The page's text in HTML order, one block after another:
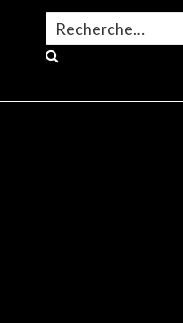
Search
for: